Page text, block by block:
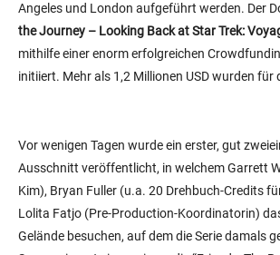
Angeles und London aufgeführt werden. Der
the Journey – Looking Back at Star Trek:
mithilfe einer enorm erfolgreichen
initiiert. Mehr als 1,2 Millionen USD wurden für
Vor wenigen Tagen wurde ein erster, gut
Ausschnitt veröffentlicht, in welchem Garrett
Kim), Bryan Fuller (u.a. 20 Drehbuch-Credits
Lolita Fatjo (Pre-Production-Koordinatorin)
Gelände besuchen, auf dem die Serie damals